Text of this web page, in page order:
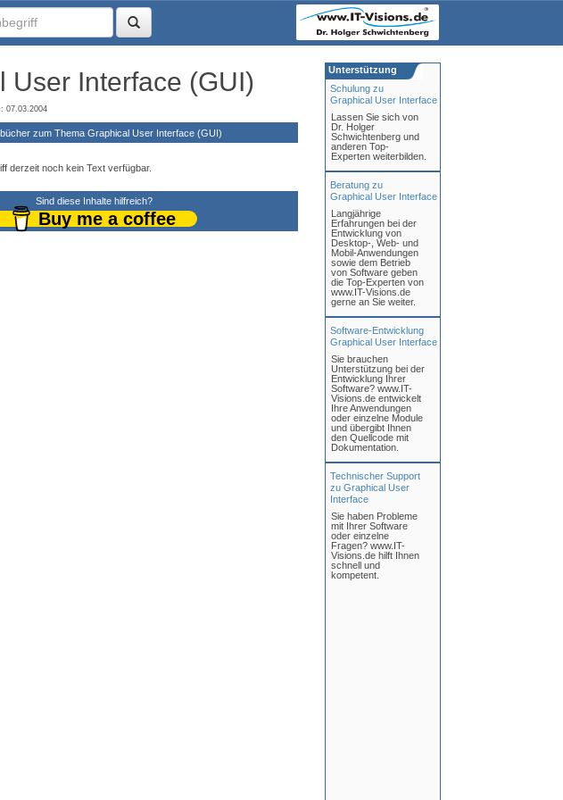
User Interface (GUI)
07.03.2004
zum Thema Graphical User Interface (GUI)
derzeit noch kein Text verfügbar.
Sind diese Inhalte hilfreich?
Buy me a coffee
Schulung zu
Graphical User Interface
Lassen Sie sich von
Dr. Holger
Schwichtenberg und
anderen Top-
Experten weiterbilden.
Beratung zu
Graphical User Interface
Langjährige
Erfahrungen bei der
Entwicklung von
Desktop-, Web- und
Mobil-Anwendungen
sowie dem Betrieb
von Software geben
die Top-Experten von
www.IT-Visions.de
gerne an Sie weiter.
Software-Entwicklung
Graphical User Interface
Sie brauchen
Unterstützung bei der
Entwicklung Ihrer
Software? www.IT-
Visions.de entwickelt
Ihre Anwendungen
oder einzelne Module
und übergibt Ihnen
den Quellcode mit
Dokumentation.
Technischer Support
zu Graphical User
Interface
Sie haben Probleme
mit Ihrer Software
oder einzelne
Fragen? www.IT-
Visions.de hilft Ihnen
schnell und
kompetent.
Unterstützung